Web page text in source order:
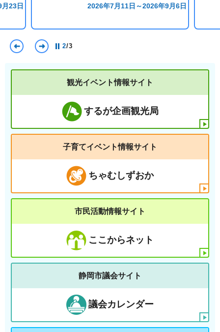
前のスライドを表示
2/3
23日 2026年7月11日～2026年9月6日
観光イベント情報サイト
するが企画観光局
子育てイベント情報サイト
ちゃむしずおか
市民活動情報サイト
ここからネット
静岡市議会サイト
議会カレンダー